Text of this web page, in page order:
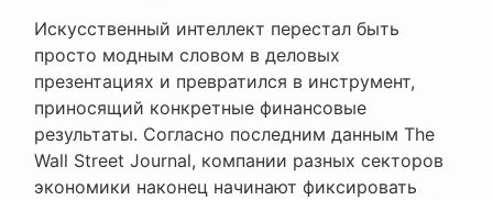
Искусственный интеллект перестал быть
просто модным словом в деловых
презентациях и превратился в инструмент,
приносящий конкретные финансовые
результаты. Согласно последним данным The
Wall Street Journal, компании разных секторов
экономики наконец начинают фиксировать